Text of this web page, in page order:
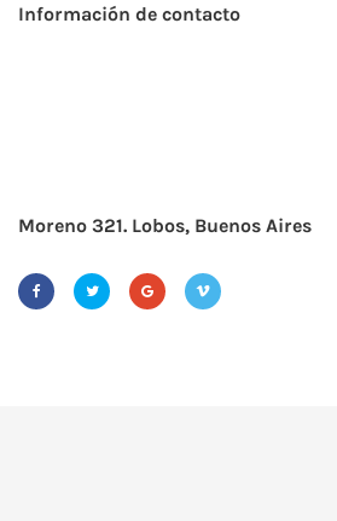
Información de contacto
Moreno 321. Lobos, Buenos Aires